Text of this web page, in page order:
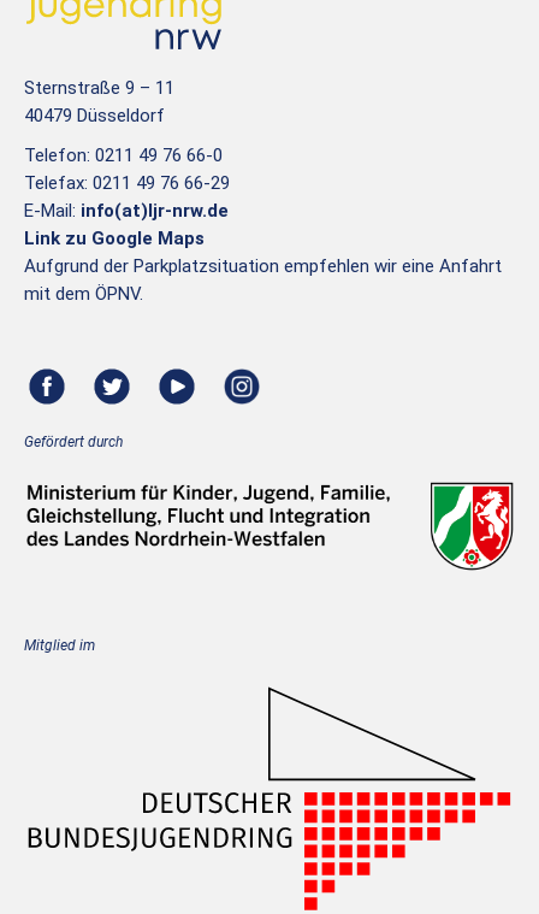
Sternstraße 9 – 11
40479 Düsseldorf
Telefon: 0211 49 76 66-0
Telefax: 0211 49 76 66-29
E-Mail: info(at)ljr-nrw.de
Link zu Google Maps
Aufgrund der Parkplatzsituation empfehlen wir eine Anfahrt
mit dem ÖPNV.
Gefördert durch
Mitglied im